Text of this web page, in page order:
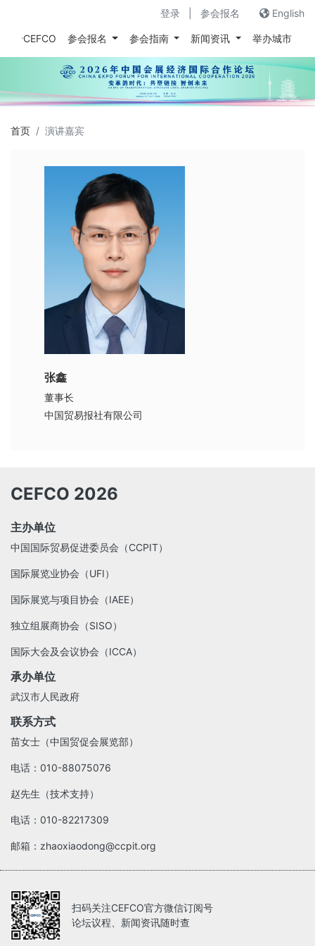
登录 参会报名 English
关于CEFCO 参会报名 参会指南 新闻资讯 举办城市
首页 演讲嘉宾
张鑫
董事长
中国贸易报社有限公司
CEFCO 2026
主办单位
中国国际贸易促进委员会（CCPIT）
国际展览业协会（UFI）
国际展览与项目协会（IAEE）
独立组展商协会（SISO）
国际大会及会议协会（ICCA）
承办单位
武汉市人民政府
联系方式
苗女士（中国贸促会展览部）
电话：010-88075076
赵先生（技术支持）
电话：010-82217309
邮箱：zhaoxiaodong@ccpit.org
扫码关注CEFCO官方微信订阅号
论坛议程、新闻资讯随时查